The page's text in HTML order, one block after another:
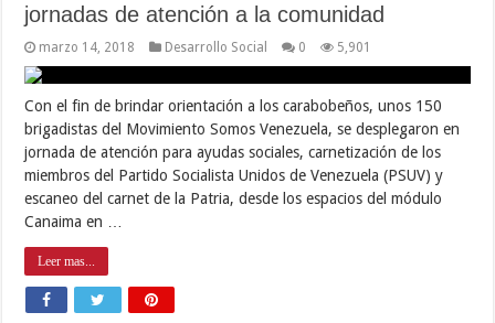
jornadas de atención a la comunidad
marzo 14, 2018 Desarrollo Social 0 5,901
Con el fin de brindar orientación a los carabobeños, unos 150
brigadistas del Movimiento Somos Venezuela, se desplegaron en
jornada de atención para ayudas sociales, carnetización de los
miembros del Partido Socialista Unidos de Venezuela (PSUV) y
escaneo del carnet de la Patria, desde los espacios del módulo
Canaima en …
Leer mas...